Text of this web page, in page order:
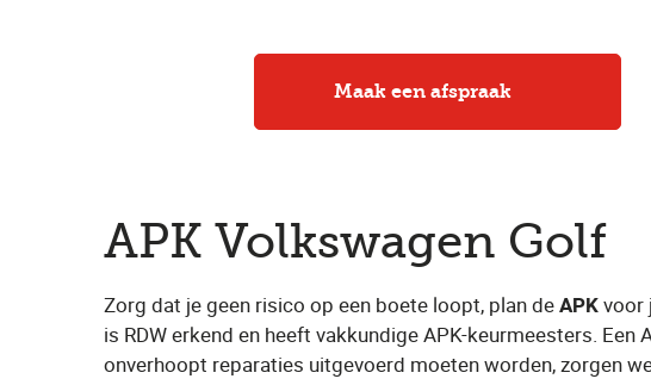
Maak een afspraak
APK Volkswagen Golf
Zorg dat je geen risico op een boete loopt, plan deAPKvoor
is RDW erkend en heeft vakkundige APK-keurmeesters.
onverhoopt reparaties uitgevoerd moeten worden, zorgen